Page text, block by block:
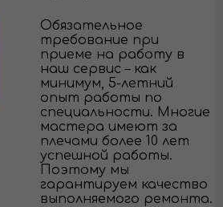
Обязательное
требование при
приеме на работу в
наш сервис – как
минимум, 5-летний
опыт работы по
специальности. Многие
мастера имеют за
плечами более 10 лет
успешной работы.
Поэтому мы
гарантируем качество
выполняемого ремонта.